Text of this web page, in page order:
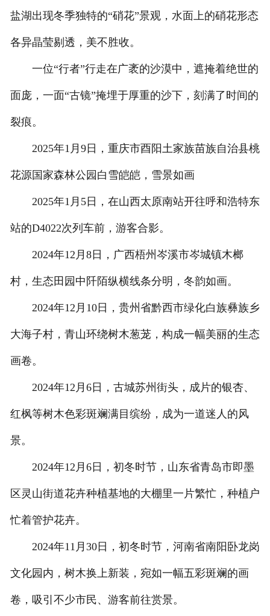
盐湖出现冬季独特的“硝花”景观，水面上的硝花形态
各异晶莹剔透，美不胜收。
一位“行者”行走在广袤的沙漠中，遮掩着绝世的
面庞，一面“古镜”掩埋于厚重的沙下，刻满了时间的
裂痕。
2025年1月9日，重庆市酉阳土家族苗族自治县桃
花源国家森林公园白雪皑皑，雪景如画
2025年1月5日，在山西太原南站开往呼和浩特东
站的D4022次列车前，游客合影。
2024年12月8日，广西梧州岑溪市岑城镇木榔
村，生态田园中阡陌纵横线条分明，冬韵如画。
2024年12月10日，贵州省黔西市绿化白族彝族乡
大海子村，青山环绕树木葱茏，构成一幅美丽的生态
画卷。
2024年12月6日，古城苏州街头，成片的银杏、
红枫等树木色彩斑斓满目缤纷，成为一道迷人的风
景。
2024年12月6日，初冬时节，山东省青岛市即墨
区灵山街道花卉种植基地的大棚里一片繁忙，种植户
忙着管护花卉。
2024年11月30日，初冬时节，河南省南阳卧龙岗
文化园内，树木换上新装，宛如一幅五彩斑斓的画
卷，吸引不少市民、游客前往赏景。